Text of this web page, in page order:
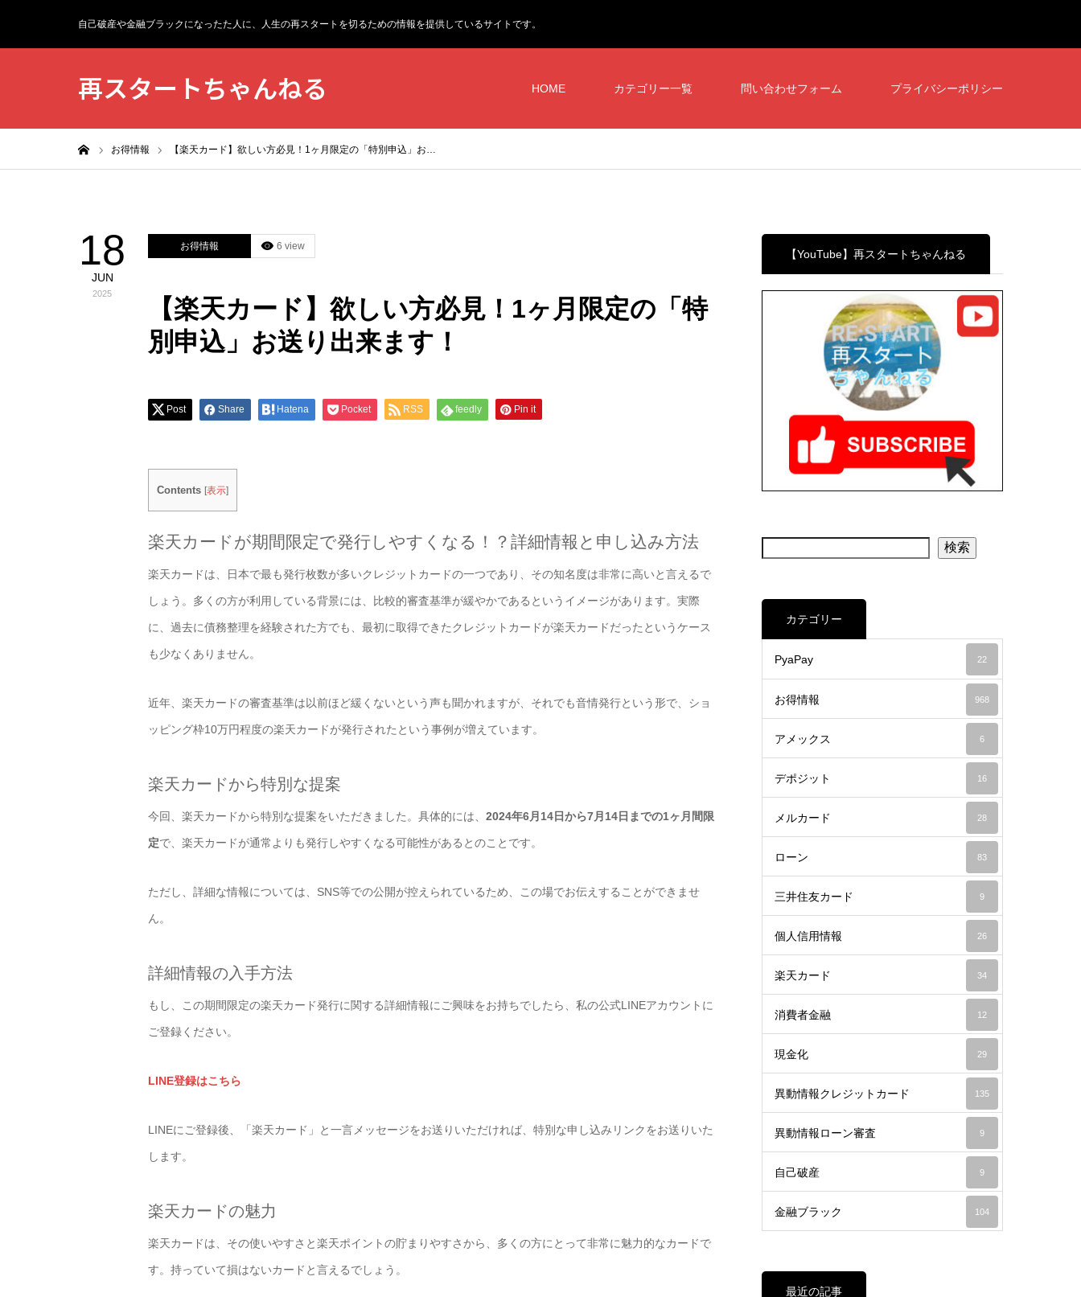
自己破産や金融ブラックになったた人に、人生の再スタートを切るための情報を提供しているサイトです。
再スタートちゃんねる HOME カテゴリー一覧 問い合わせフォーム プライバシーポリシー
お得情報 【楽天カード】欲しい方必見！1ヶ月限定の「特別申込」お…
18
JUN
2025
お得情報 6 view
【楽天カード】欲しい方必見！1ヶ月限定の「特
別申込」お送り出来ます！
Post Share Hatena Pocket RSS feedly Pin it
Contents [表示]
楽天カードが期間限定で発行しやすくなる！？詳細情報と申し込み方法
楽天カードは、日本で最も発行枚数が多いクレジットカードの一つであり、その知名度は非常に高いと言えるで
しょう。多くの方が利用している背景には、比較的審査基準が緩やかであるというイメージがあります。実際
に、過去に債務整理を経験された方でも、最初に取得できたクレジットカードが楽天カードだったというケース
も少なくありません。
近年、楽天カードの審査基準は以前ほど緩くないという声も聞かれますが、それでも音情発行という形で、ショ
ッピング枠10万円程度の楽天カードが発行されたという事例が増えています。
楽天カードから特別な提案
今回、楽天カードから特別な提案をいただきました。具体的には、 2024年6月14日から7月14日までの1ヶ月間限
定で、楽天カードが通常よりも発行しやすくなる可能性があるとのことです。
ただし、詳細な情報については、SNS等での公開が控えられているため、この場でお伝えすることができませ
ん。
詳細情報の入手方法
もし、この期間限定の楽天カード発行に関する詳細情報にご興味をお持ちでしたら、私の公式LINEアカウントに
ご登録ください。
LINE登録はこちら
LINEにご登録後、「楽天カード」と一言メッセージをお送りいただければ、特別な申し込みリンクをお送りいた
します。
楽天カードの魅力
楽天カードは、その使いやすさと楽天ポイントの貯まりやすさから、多くの方にとって非常に魅力的なカードで
す。持っていて損はないカードと言えるでしょう。
【YouTube】再スタートちゃんねる
検索
カテゴリー
PyaPay 22
お得情報 968
アメックス 6
デポジット 16
メルカード 28
ローン 83
三井住友カード 9
個人信用情報 26
楽天カード 34
消費者金融 12
現金化 29
異動情報クレジットカード 135
異動情報ローン審査 9
自己破産 9
金融ブラック 104
最近の記事